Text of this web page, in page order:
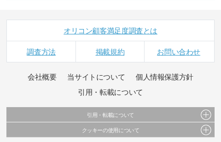
オリコン顧客満足度調査とは
調査方法 掲載規約 お問い合わせ
会社概要 当サイトについて
個人情報保護方針
引用・転載について
引用・転載について
当サイトで公開されている情報（文字、写真、イラスト、画像データ等）及びこれらの配
クッキーの使用について